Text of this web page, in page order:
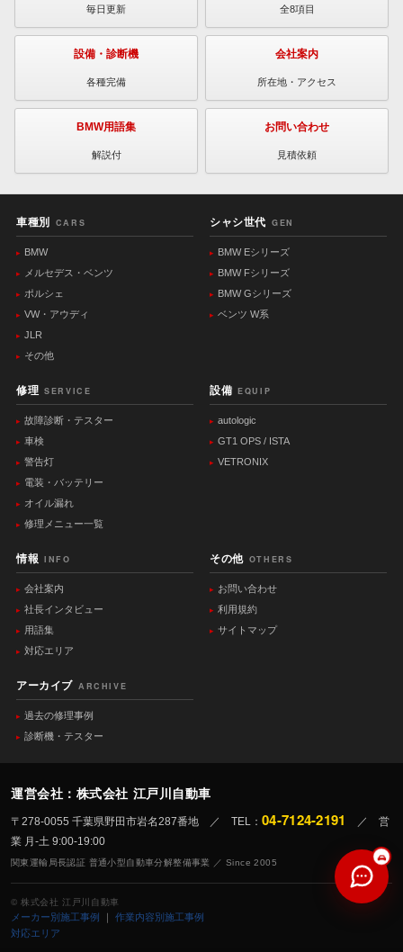
毎日更新 全8項目
設備・診断機
各種完備
会社案内
所在地・アクセス
BMW用語集
解説付
お問い合わせ
見積依頼
車種別 CARS
BMW
メルセデス・ベンツ
ポルシェ
VW・アウディ
JLR
その他
シャシ世代 GEN
BMW Eシリーズ
BMW Fシリーズ
BMW Gシリーズ
ベンツ W系
修理 SERVICE
故障診断・テスター
車検
警告灯
電装・バッテリー
オイル漏れ
修理メニュー一覧
設備 EQUIP
autologic
GT1 OPS / ISTA
VETRONIX
情報 INFO
会社案内
社長インタビュー
用語集
対応エリア
その他 OTHERS
お問い合わせ
利用規約
サイトマップ
アーカイブ ARCHIVE
過去の修理事例
診断機・テスター
運営会社：株式会社 江戸川自動車
〒278-0055 千葉県野田市岩名287番地 ／ TEL： 04-7124-2191
／ 営
業 月-土 9:00-19:00
関東運輸局長認証 普通小型自動車分解整備事業 ／ Since 2005
© 株式会社 江戸川自動車
メーカー別施工事例 ｜ 作業内容別施工事例
対応エリア